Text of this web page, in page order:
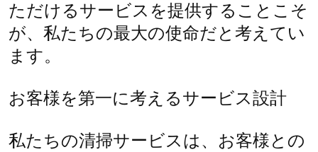
ただけるサービスを提供することこそ
が、私たちの最大の使命だと考えてい
ます。
お客様を第一に考えるサービス設計
私たちの清掃サービスは、お客様との